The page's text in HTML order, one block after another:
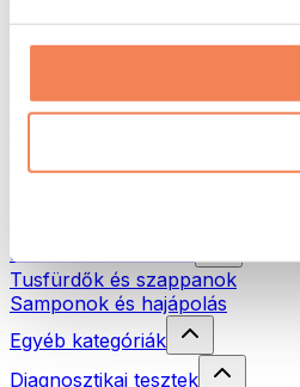
Úszás
Túrázás
Vörösfény-terápia
Öko háztartás
Natúrkozmetikumok
Tusfürdők és szappanok
Samponok és hajápolás
Egyéb kategóriák
Diagnosztikai tesztek